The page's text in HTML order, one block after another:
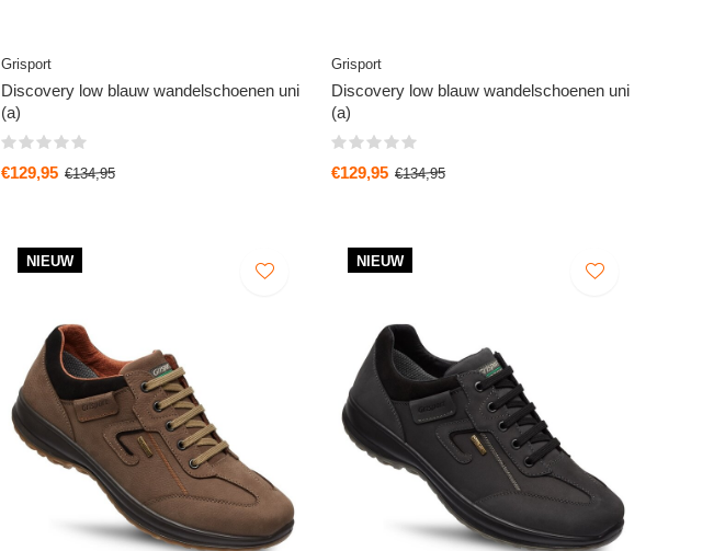
Grisport
Discovery low blauw wandelschoenen uni
(a)
€129,95 €134,95
Grisport
Discovery low blauw wandelschoenen uni
(a)
€129,95 €134,95
NIEUW NIEUW